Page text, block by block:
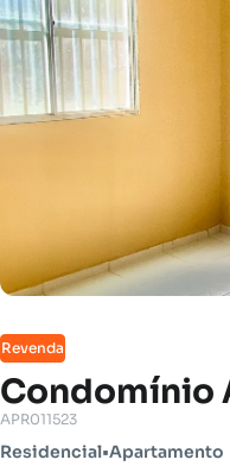
Revenda
Condomínio
APR011523
Residencial•Apartamento